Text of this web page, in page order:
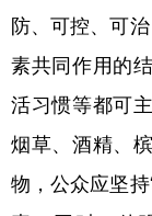
防、可控、可
素共同作用的
活习惯等都可
烟草、酒精、
物，公众应坚